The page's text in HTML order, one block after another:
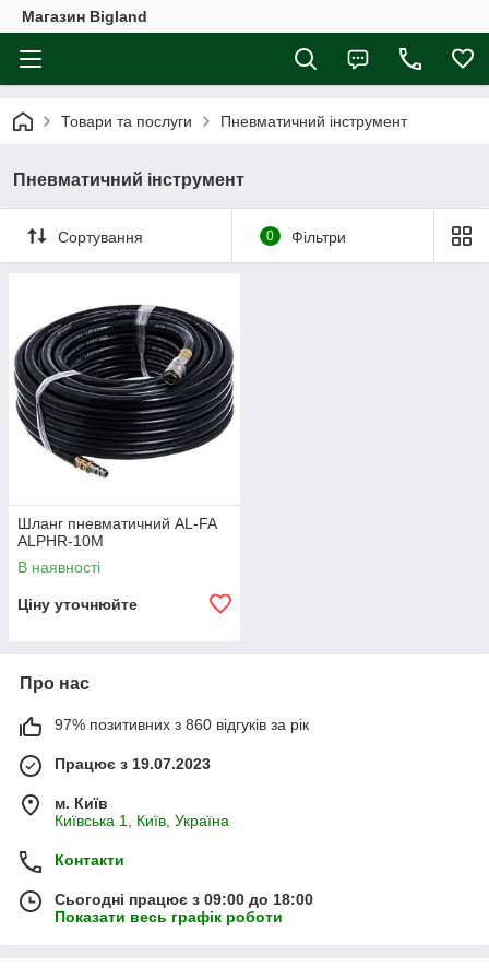
Магазин Bigland
Товари та послуги Пневматичний інструмент
Пневматичний інструмент
Сортування 0 Фільтри
Шланг пневматичний AL-FA
ALPHR-10M
В наявності
Ціну уточнюйте
Про нас
97% позитивних з 860 відгуків за рік
Працює з 19.07.2023
м. Київ
Київська 1, Київ, Україна
Контакти
Сьогодні працює з 09:00 до 18:00
Показати весь графік роботи